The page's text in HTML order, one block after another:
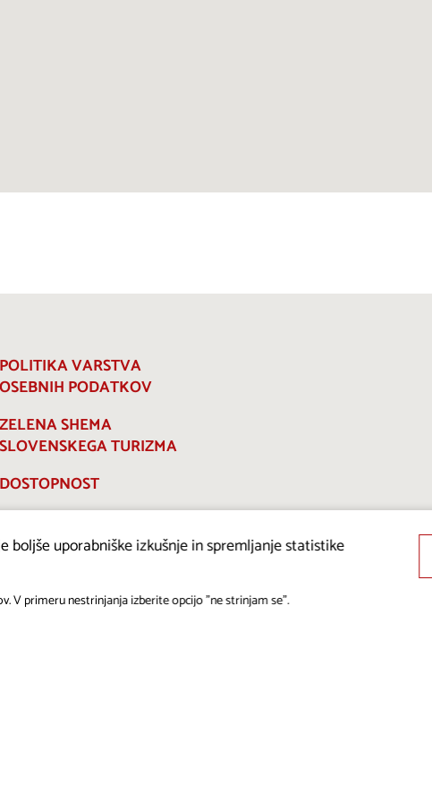
POLITIKA VARSTVA
OSEBNIH PODATKOV
ZELENA SHEMA
SLOVENSKEGA TURIZMA
DOSTOPNOST
uporabniške izkušnje in spremljanje statistike
V primeru nestrinjanja izberite opcijo "ne strinjam se".